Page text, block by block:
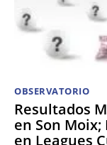
OBSERVATORIO
Resultados
en Son
en Leagues